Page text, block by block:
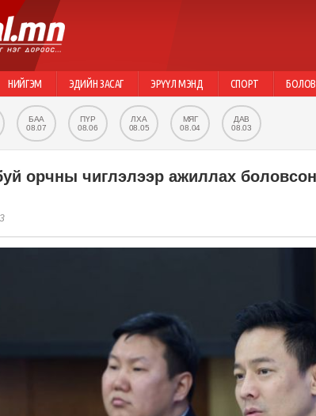
НИЙГЭМ ЭДИЙН ЗАСАГ ЭРҮҮЛ МЭНД СПОРТ
БАА
08.07
ПҮР
08.06
ЛХА
08.05
МЯГ
08.04
ДАВ
08.03
орчны чиглэлээр ажиллах